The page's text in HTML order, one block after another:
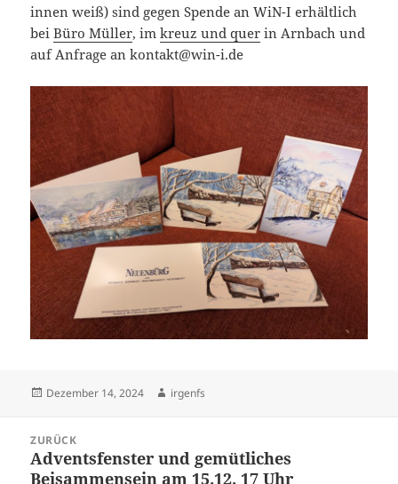
innen weiß) sind gegen Spende an WiN-I erhältlich
beiBüro Müller, imkreuz und quer in Arnbach und
auf Anfrage an kontakt@win-i.de
Veröffentlicht
Dezember 14, 2024 Autor
irgenfs
Navigation
ZURÜCK
Vorheriger
Beitrag:
Adventsfenster und gemütliches
Beisammensein am 15.12. 17 Uhr